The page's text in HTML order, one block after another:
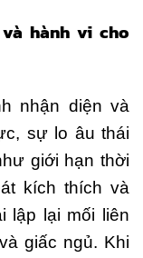
hành vi cho
nhận diện và
sự lo âu thái
giới hạn thời
kích thích và
lập lại mối liên
giấc ngủ. Khi